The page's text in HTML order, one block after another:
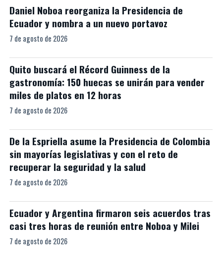
Daniel Noboa reorganiza la Presidencia de
Ecuador y nombra a un nuevo portavoz
7 de agosto de 2026
Quito buscará el Récord Guinness de la
gastronomía: 150 huecas se unirán para vender
miles de platos en 12 horas
7 de agosto de 2026
De la Espriella asume la Presidencia de Colombia
sin mayorías legislativas y con el reto de
recuperar la seguridad y la salud
7 de agosto de 2026
Ecuador y Argentina firmaron seis acuerdos tras
casi tres horas de reunión entre Noboa y Milei
7 de agosto de 2026